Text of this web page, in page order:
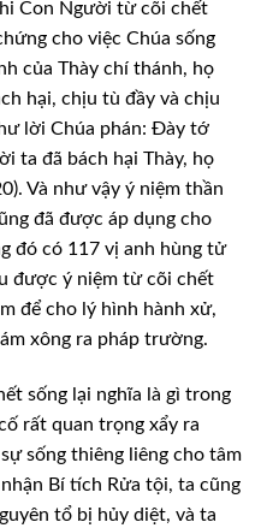
Con Người từ cõi chết
cho việc Chúa sống
của Thày chí thánh, họ
hại, chịu tù đầy và chịu
lời Chúa phán: Ðày tớ
ta đã bách hại Thày, họ
Và nhưvậy ý niệm thần
đã được áp dụng cho
đó có 117 vị anh hùng tử
được ý niệm từ cõi chết
để cho lý hình hành xử,
xông ra pháp trường.
sống lại nghĩa là gì trong
rất quan trọng xẩy ra
sống thiêng liêng cho tâm
Bí tích Rửa tội, ta cũng
tổ bị hủy diệt, và ta